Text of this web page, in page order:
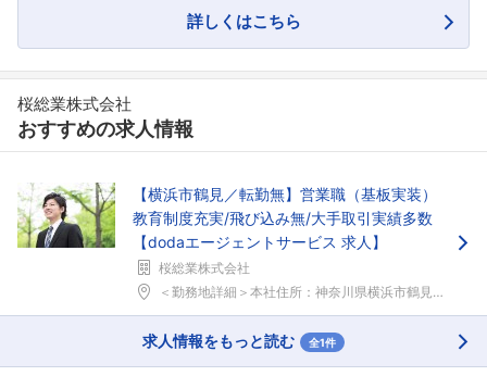
詳しくはこちら
桜総業株式会社
おすすめの求人情報
【横浜市鶴見／転勤無】営業職（基板実装）
教育制度充実/飛び込み無/大手取引実績多数
【dodaエージェントサービス 求人】
桜総業株式会社
＜勤務地詳細＞本社住所：神奈川県横浜市鶴見区矢向4...
求人情報をもっと読む 全1件